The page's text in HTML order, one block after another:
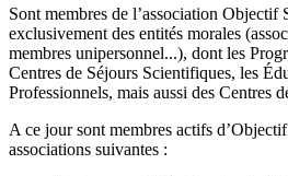
Sont membres de l’association Objectif
exclusivement des entités morales
membres unipersonnel...), dont les
Centres de Séjours Scientifiques, les
Professionnels, mais aussi des Centres
A ce jour sont membres actifs
associations suivantes :